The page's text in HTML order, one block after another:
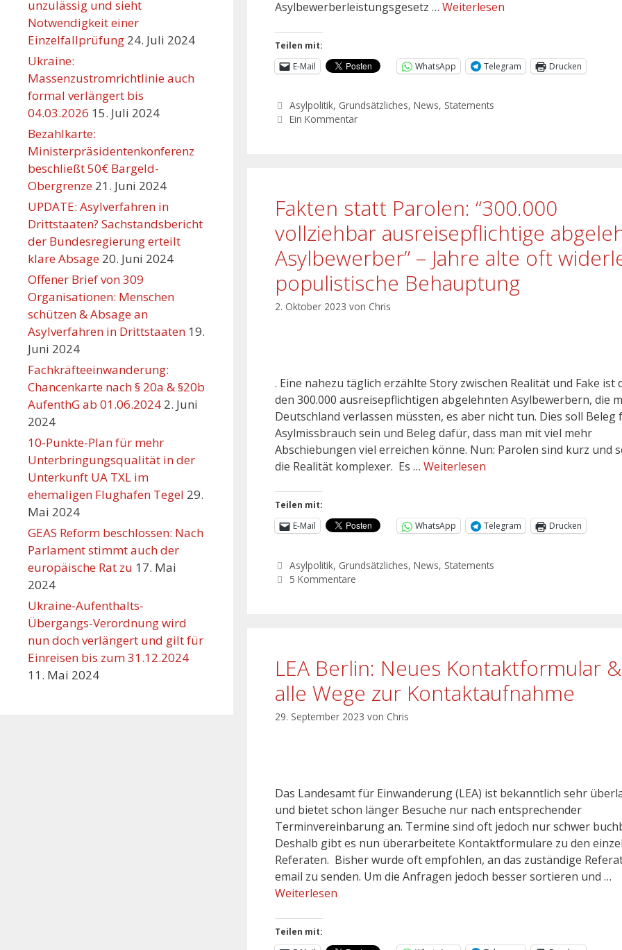
Asylbewerberleistungsgesetz … Weiterlesen
Teilen mit:
E-Mail
WhatsApp Telegram Drucken
Asylpolitik, Grundsätzliches,News, Statements
Ein Kommentar
Fakten statt Parolen: “300.000
vollziehbar ausreisepflichtige
Asylbewerber” – Jahre alte oft
populistische Behauptung
2. Oktober 2023 von Chris
. Eine nahezu täglich erzählte Story zwischen Realität und Fake ist
den 300.000 ausreisepflichtigen abgelehnten Asylbewerbern, die
Deutschland verlassen müssten, es aber nicht tun. Dies soll Beleg
Asylmissbrauch sein und Beleg dafür, dass man mit viel mehr
Abschiebungen viel erreichen könne. Nun: Parolen sind kurz und
die Realität komplexer. Es … Weiterlesen
Teilen mit:
E-Mail
WhatsApp Telegram Drucken
Asylpolitik, Grundsätzliches,News, Statements
5 Kommentare
LEA Berlin: Neues Kontaktformular &
alle Wege zur Kontaktaufnahme
29. September 2023 von Chris
Das Landesamt für Einwanderung (LEA) ist bekanntlich sehr
und bietet schon länger Besuche nur nach entsprechender
Terminvereinbarung an. Termine sind oft jedoch nur schwer
Deshalb gibt es nun überarbeitete Kontaktformulare zu den
Referaten. Bisher wurde oft empfohlen, an das zuständige
email zu senden. Um die Anfragen jedoch besser sortieren und …
Weiterlesen
Teilen mit:
unzulässig und sieht
Notwendigkeit einer
Einzelfallprüfung 24. Juli 2024
Ukraine:
Massenzustromrichtlinie auch
formal verlängert bis
04.03.2026 15. Juli 2024
Bezahlkarte:
Ministerpräsidentenkonferenz
beschließt 50€ Bargeld-
Obergrenze 21. Juni 2024
UPDATE: Asylverfahren in
Drittstaaten? Sachstandsbericht
der Bundesregierung erteilt
klare Absage 20. Juni 2024
Offener Brief von 309
Organisationen: Menschen
schützen & Absage an
Asylverfahren in Drittstaaten 19.
Juni 2024
Fachkräfteeinwanderung:
Chancenkarte nach § 20a & §20b
AufenthG ab 01.06.2024 2. Juni
2024
10-Punkte-Plan für mehr
Unterbringungsqualität in der
Unterkunft UA TXL im
ehemaligen Flughafen Tegel 29.
Mai 2024
GEAS Reform beschlossen: Nach
Parlament stimmt auch der
europäische Rat zu 17. Mai
2024
Ukraine-Aufenthalts-
Übergangs-Verordnung wird
nun doch verlängert und gilt für
Einreisen bis zum 31.12.2024
11. Mai 2024